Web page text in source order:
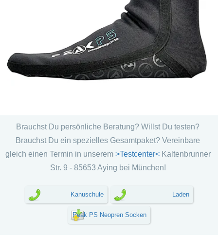
Brauchst Du persönliche Beratung? Willst Du testen?
Brauchst Du ein spezielles Gesamtpaket? Vereinbare
gleich einen Termin in unserem>Testcenter< Kaltenbrunner
Str. 9 - 85653 Aying bei München!
Kanuschule Laden
Peak PS Neopren Socken